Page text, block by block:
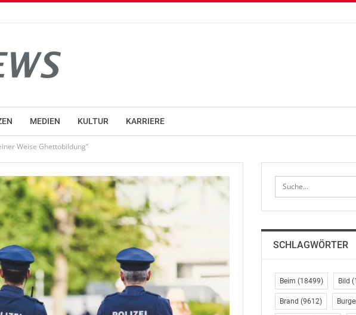
MEDIEN KULTUR KARRIERE
Weise Ghettobildung“
SCHLAGWÖRTER
Beim (18499) Bild
Brand (9612)